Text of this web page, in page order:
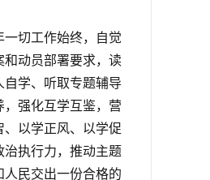
切工作始终，自觉
和动员部署要求，读
自学、听取专题辅导
强化互学互鉴，营
以学正风、以学促
执行力，推动主题
民交出一份合格的